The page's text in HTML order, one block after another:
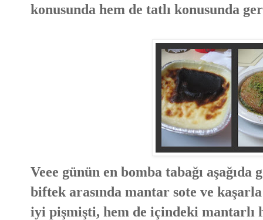
konusunda hem de tatlı konusunda
Veee günün en bomba tabağı
biftek arasında mantar sote ve
iyi pişmişti, hem de içindeki mantarlı